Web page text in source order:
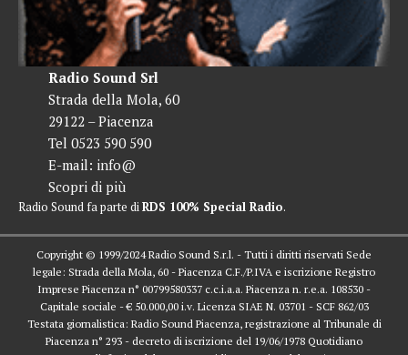
Radio Sound Srl
Strada della Mola, 60
29122 – Piacenza
Tel 0523 590 590
E-mail: info@
Scopri di più
Radio Sound fa parte diRDS 100% Special Radio.
Copyright © 1999/2024 Radio Sound S.r.l. - Tutti i diritti riservati Sede
legale: Strada della Mola, 60 - Piacenza C.F./P.IVA e iscrizione Registro
Imprese Piacenza n° 00799580337 c.c.i.a.a. Piacenza n. r.e.a. 108530 -
Capitale sociale - € 50.000,00 i.v. Licenza SIAE N. 03701 - SCF 862/03
Testata giornalistica: Radio Sound Piacenza, registrazione al Tribunale di
Piacenza n° 293 - decreto di iscrizione del 19/06/1978 Quotidiano